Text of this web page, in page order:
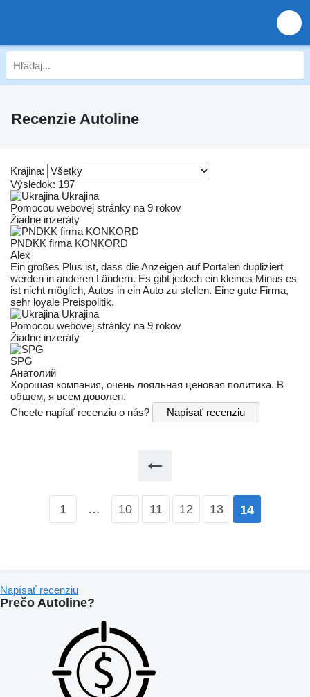
Recenzie Autoline
Krajina:
Výsledok: 197
Ukrajina
Pomocou webovej stránky na 9 rokov
Žiadne inzeráty
PNDKK firma KONKORD
Alex
Ein großes Plus ist, dass die Anzeigen auf Portalen dupliziert
werden in anderen Ländern. Es gibt jedoch ein kleines Minus es
ist nicht möglich, Autos in ein Auto zu stellen. Eine gute Firma,
sehr loyale Preispolitik.
Ukrajina
Pomocou webovej stránky na 9 rokov
Žiadne inzeráty
SPG
Анатолий
Хорошая компания, очень лояльная ценовая политика. В
общем, я всем доволен.
Chcete napíať recenziu o nás?
Napísať recenziu
1 … 10 11 12 13 14
Napísať recenziu
Prečo Autoline?